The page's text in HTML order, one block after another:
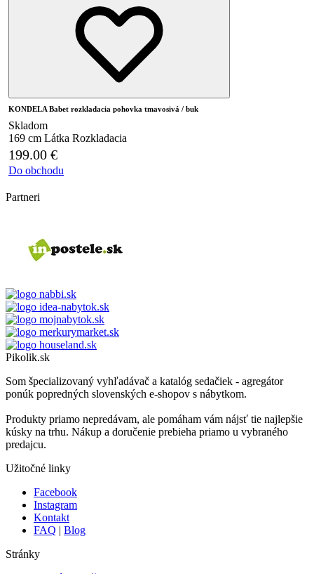
KONDELA Babet rozkladacia pohovka tmavosivá / buk
Skladom
169 cm Látka Rozkladacia
199.00 €
Do obchodu
Partneri
Pikolik.sk
Som špecializovaný vyhľadávač a katalóg sedačiek - agregátor
ponúk popredných slovenských e-shopov s nábytkom.
Produkty priamo nepredávam, ale pomáham vám nájsť tie najlepšie
kúsky na trhu. Nákup a doručenie prebieha priamo u vybraného
predajcu.
Užitočné linky
Facebook
Instagram
Kontakt
FAQ | Blog
Stránky